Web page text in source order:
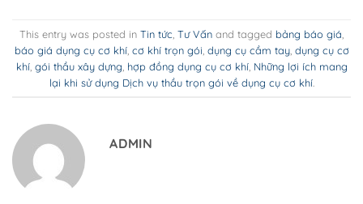
This entry was posted in Tin tức Tư Vấn and tagged bảng báo giá
báo giá dụng cụ cơ khí, cơ khí trọn gói dụng cụ cầm tay, dụng cụ cơ
khí, gói thầu xây dựng hợp đồng dụng cụ cơ khí, Những lợi ích mang
lại khi sử dụng Dịch vụ thầu trọn gói về dụng cụ cơ khí.
ADMIN